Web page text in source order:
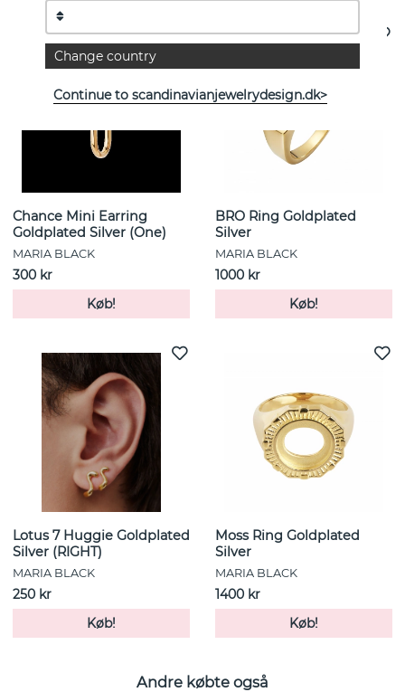
Chance Mini Earring
Goldplated Silver (One)
MARIA BLACK
300 kr
Køb!
BRO Ring Goldplated
Silver
MARIA BLACK
1000 kr
Køb!
Lotus 7 Huggie Goldplated
Silver (RIGHT)
MARIA BLACK
250 kr
Køb!
Moss Ring Goldplated
Silver
MARIA BLACK
1400 kr
Køb!
Andre købte også
Change country
Continue to scandinavianjewelrydesign.dk>